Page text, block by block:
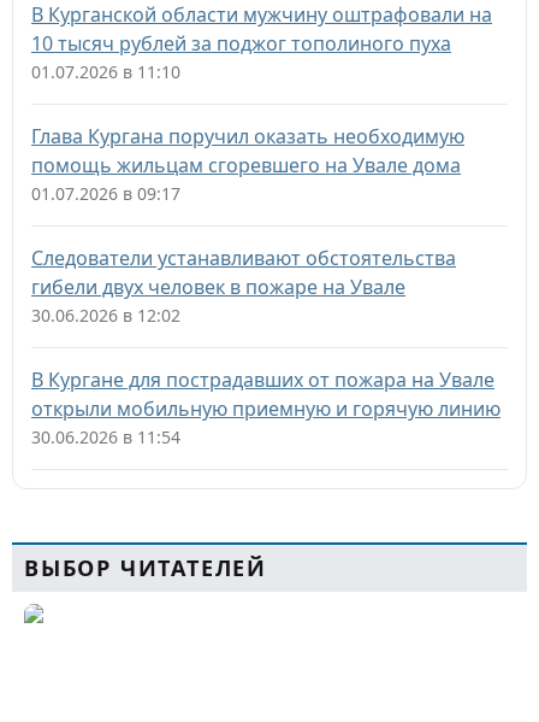
В Курганской области мужчину оштрафовали на
10 тысяч рублей за поджог тополиного пуха
01.07.2026 в 11:10
Глава Кургана поручил оказать необходимую
помощь жильцам сгоревшего на Увале дома
01.07.2026 в 09:17
Следователи устанавливают обстоятельства
гибели двух человек в пожаре на Увале
30.06.2026 в 12:02
В Кургане для пострадавших от пожара на Увале
открыли мобильную приемную и горячую линию
30.06.2026 в 11:54
ВЫБОР ЧИТАТЕЛЕЙ